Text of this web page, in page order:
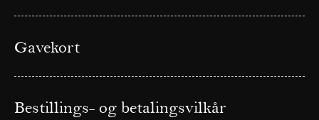
Gavekort
Bestillings- og betalingsvilkår